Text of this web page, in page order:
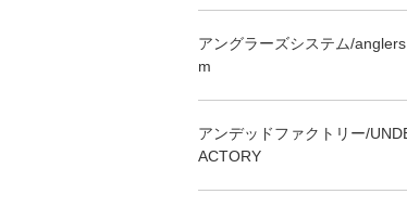
アングラーズシステム/
m
アンデッドファクトリー/
ACTORY